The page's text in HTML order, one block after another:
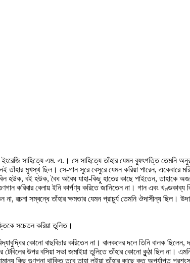
সাহিত্যে এম. এ.। সে সাহিত্যে তাঁহার যেমন ব্যুৎপত্তি তেমনি
মুখস্থ ছিল। সে-গান সুরে বেসুরে যেমন করিয়া পারেন, একেবারে
হউক, বই হউক, বৈধ অবৈধ যাহা-কিছু হাতের কাছে পাইতেন, তাহাকে
করিবার বেলায় ইনি কার্পণ্য করিতে জানিতেন না। গান এবং
সম্বন্ধে তাঁহার ক্ষমতার যেমন প্রাচুর্য তেমনি ঔদাসীন্য ছিল।
সচেতন করিয়া তুলিত।
কোনো বাছবিচার করিতেন না। বালকদের দলে তিনি বালক
উপর বসিয়া সভা জমাইয়া তুলিতে তাঁহার কোনো কুন্ঠা ছিল না।
কিছু গুণপনা থাকিত তবে তাহা লইয়া তাঁহার কাছে কত অপর্যাপ্ত